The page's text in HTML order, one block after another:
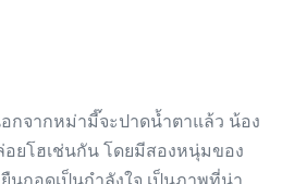
กจากหม่ามี๊จะปาดน้ำตาแล้ว น้อง
ยโฮเช่นกัน โดยมีสองหนุ่มของ